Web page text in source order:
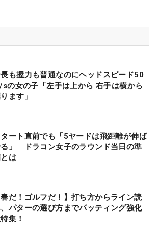
も握力も普通なのにヘッドスピード50
sの女の子「左手は上から 右手は横から
ます」
ート直前でも「5ヤードは飛距離が伸ば
」 ドラコン女子のラウンド当日の準
は
春だ！ゴルフだ！】打ち方からライン読
パターの選び方までパッティング強化
集！